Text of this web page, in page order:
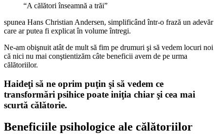
“A călători înseamnă a trăi”
spunea Hans Christian Andersen, simplificând într-o frază un adevăr
care ar putea fi explicat în volume întregi.
Ne-am obişnuit atât de mult să fim pe drumuri şi să vedem locuri noi
că nici nu mai conştientizăm câte beneficii avem de pe urma
călătoriilor.
Haideţi să ne oprim puţin şi să vedem ce
transformări psihice poate iniţia chiar şi cea mai
scurtă călătorie.
Beneficiile psihologice ale călătoriilor